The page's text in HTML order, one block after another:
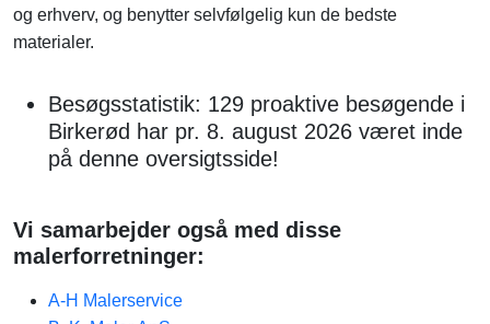
og erhverv, og benytter selvfølgelig kun de bedste
materialer.
Besøgsstatistik: 129 proaktive besøgende i
Birkerød har pr. 8. august 2026 været inde
på denne oversigtsside!
Vi samarbejder også med disse
malerforretninger:
A-H Malerservice